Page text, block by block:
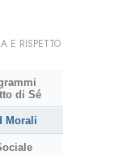
E RISPETTO
di Sé
Morali